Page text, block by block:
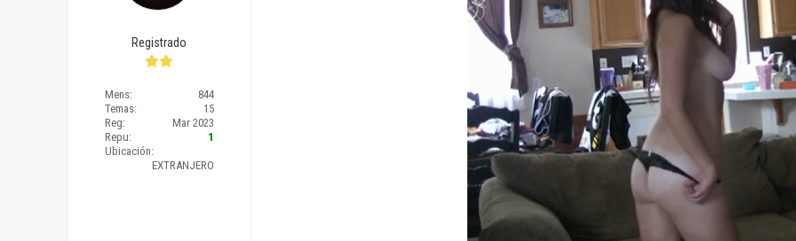
Registrado
Mens:
844
Temas:
15
Reg:
Mar 2023
Repu:
1
Ubicación:
EXTRANJERO